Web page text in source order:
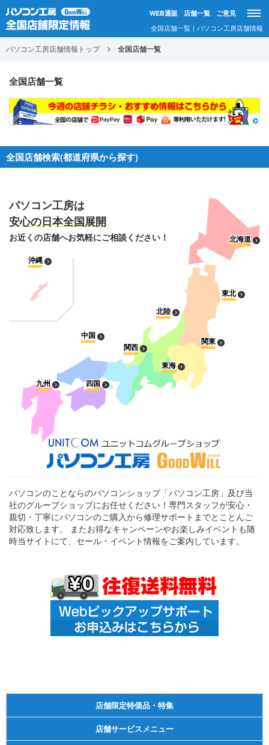
全国店舗一覧｜パソコン工房店舗情報
WEB通販 店舗一覧 ご意見
パソコン工房店舗情報トップ 全国店舗一覧
全国店舗一覧
全国店舗検索(都道府県から探す)
パソコン工房は
安心の日本全国展開
お近くの店舗へお気軽にご相談ください！ 北海道
東北
関東
北陸
東海
関西
中国
四国
九州
沖縄
パソコンのことならのパソコンショップ「パソコン工房」及び当
社のグループショップにお任せください！専門スタッフが安心・
親切・丁寧にパソコンのご購入から修理サポートまでとことんご
対応致します。 またお得なキャンペーンやお楽しみイベントも随
時当サイトにて、セール・イベント情報をご案内しています。
店舗限定特価品・特集
店舗サービスメニュー